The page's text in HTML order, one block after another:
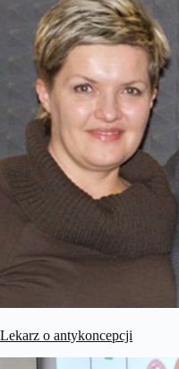
Lekarz o antykoncepcji